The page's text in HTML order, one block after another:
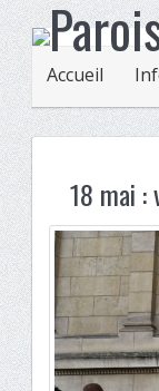
Accueil
18 mai :